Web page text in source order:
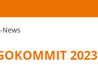
News
2023